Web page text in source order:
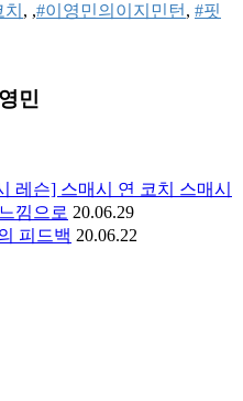
, ,#이영민의이지민턴, #핏
민
레슨] 스매시 연 코치 스매시
낌으로 20.06.29
피드백 20.06.22